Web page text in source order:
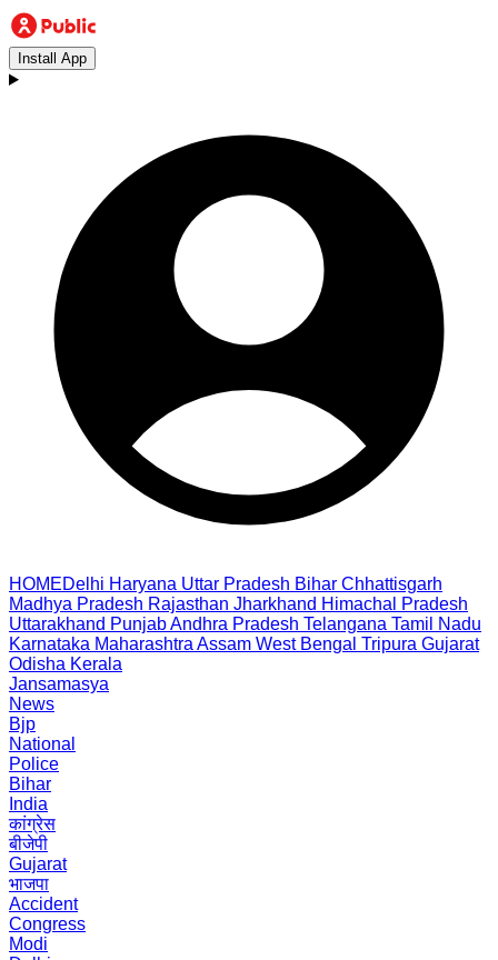
Install App
HOMEDelhi Haryana Uttar Pradesh Bihar Chhattisgarh
Madhya Pradesh Rajasthan Jharkhand Himachal Pradesh
Uttarakhand PunjabAndhra Pradesh Telangana Tamil Nadu
Karnataka Maharashtra Assam West Bengal Tripura Gujarat
Odisha Kerala
Jansamasya
News
Bjp
National
Police
Bihar
India
कांग्रेस
बीजेपी
Gujarat
भाजपा
Accident
Congress
Modi